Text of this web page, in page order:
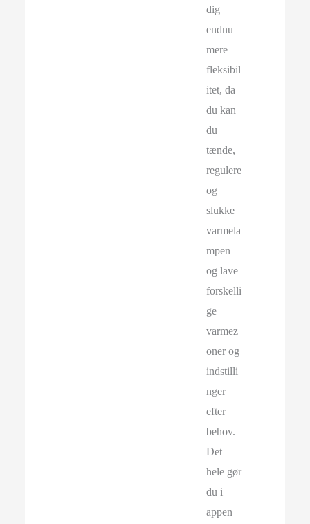
dig
endnu
mere
fleksibil
itet, da
du kan
du
tænde,
regulere
og
slukke
varmela
mpen
og lave
forskelli
ge
varmez
oner og
indstilli
nger
efter
behov.
Det
hele gør
du i
appen